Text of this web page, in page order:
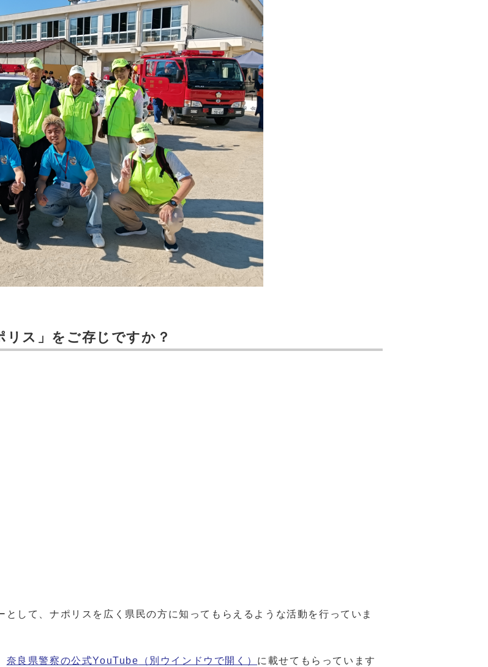
リス」をご存じですか？
して、ナポリスを広く県民の方に知ってもらえるような活動を行っていま
奈良県警察の公式YouTube （別ウインドウで開く） に載せてもらっています